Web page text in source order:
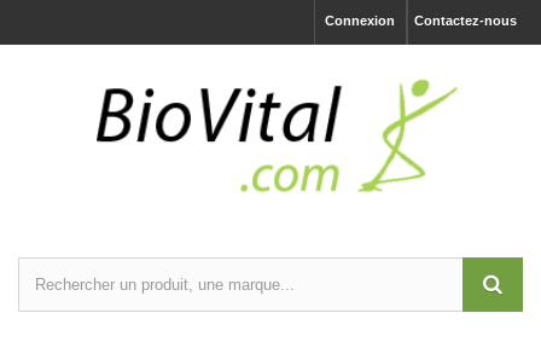
Contactez-nous
Connexion